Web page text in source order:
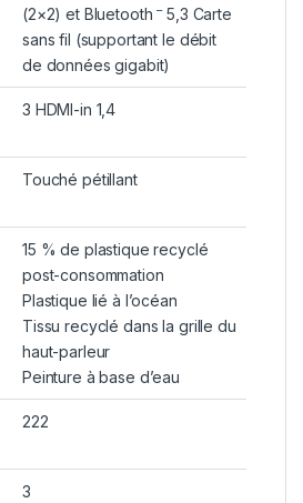
(2×2) et Bluetooth–5,3 Carte
sans fil (supportant le débit
de données gigabit)
3 HDMI-in 1,4
Touché pétillant
15 % de plastique recyclé
post-consommation
Plastique lié à l’océan
Tissu recyclé dans la grille du
haut-parleur
Peinture à base d’eau
222
3